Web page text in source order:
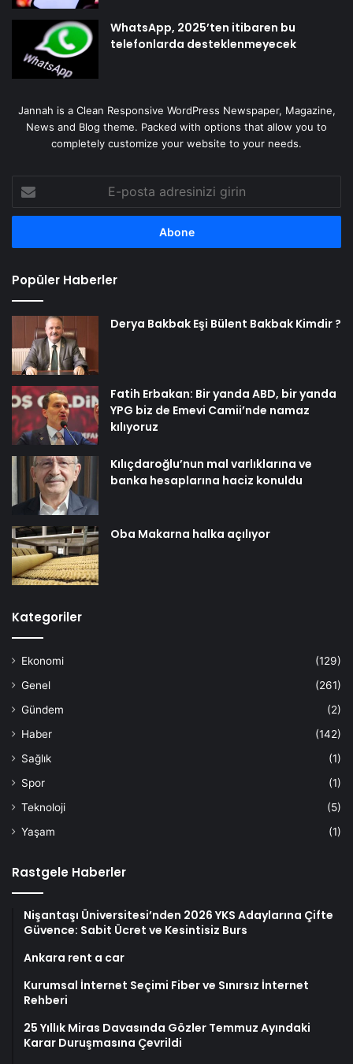
WhatsApp, 2025’ten itibaren bu
telefonlarda desteklenmeyecek
Jannah is a Clean Responsive WordPress Newspaper, Magazine,
News and Blog theme. Packed with options that allow you to
completely customize your website to your needs.
posta
adresinizi
Popüler Haberler
Derya Bakbak Eşi Bülent Bakbak Kimdir ?
Fatih Erbakan: Bir yanda ABD, bir yanda
YPG biz de Emevi Camii’nde namaz
kılıyoruz
Kılıçdaroğlu’nun mal varlıklarına ve
banka hesaplarına haciz konuldu
Oba Makarna halka açılıyor
Kategoriler
Ekonomi
(129)
Genel
(261)
Gündem
(2)
Haber
(142)
Sağlık
(1)
Spor
(1)
Teknoloji
(5)
Yaşam
(1)
Rastgele Haberler
Nişantaşı Üniversitesi’nden 2026 YKS Adaylarına Çifte
Güvence: Sabit Ücret ve Kesintisiz Burs
Ankara rent a car
Kurumsal İnternet Seçimi Fiber ve Sınırsız İnternet
Rehberi
25 Yıllık Miras Davasında Gözler Temmuz Ayındaki
Karar Duruşmasına Çevrildi